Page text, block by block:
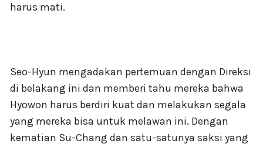
harus mati.
Seo-Hyun mengadakan pertemuan dengan Direksi
di belakang ini dan memberi tahu mereka bahwa
Hyowon harus berdiri kuat dan melakukan segala
yang mereka bisa untuk melawan ini. Dengan
kematian Su-Chang dan satu-satunya saksi yang